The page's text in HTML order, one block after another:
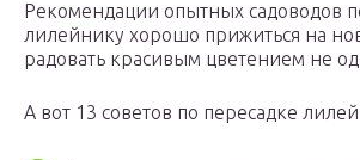
Рекомендации опытных садоводов
лилейнику хорошо прижиться на
радовать красивым цветением не
А вот 13 советов по пересадке